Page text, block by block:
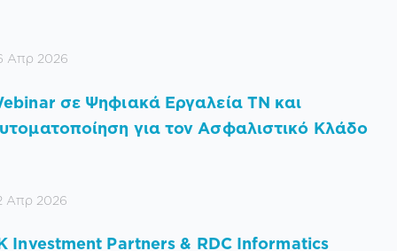
Απρ 2026
σε Ψηφιακά Εργαλεία TN και
για τον Ασφαλιστικό Κλάδο
Απρ 2026
Investment Partners & RDC Informatics